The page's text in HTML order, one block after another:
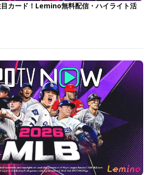
カード！Lemino無料配信・ハイライト活